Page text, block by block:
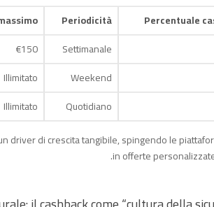
Percentuale
Periodicità
Settimanale
€150
Weekend
Illimitato
Quotidiano
Illimitato
driver di crescita tangibile, spingendo le
in offerte